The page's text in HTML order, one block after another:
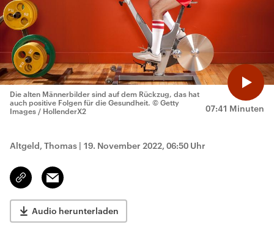
07:41 Minuten
Die alten Männerbilder sind auf dem Rückzug, das hat
auch positive Folgen für die Gesundheit. © Getty
Images / HollenderX2
Altgeld, Thomas | 19. November 2022, 06:50 Uhr
Link
kopieren/teilen
Email
Audio herunterladen